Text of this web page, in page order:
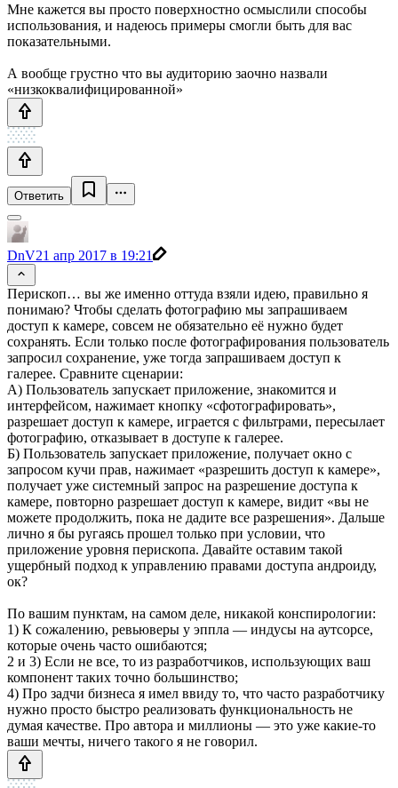
Мне кажется вы просто поверхностно осмыслили способы
использования, и надеюсь примеры смогли быть для вас
показательными.
А вообще грустно что вы аудиторию заочно назвали
«низкоквалифицированной»
Ответить
DnV21 апр 2017 в 19:21
Перископ… вы же именно оттуда взяли идею, правильно я
понимаю? Чтобы сделать фотографию мы запрашиваем
доступ к камере, совсем не обязательно её нужно будет
сохранять. Если только после фотографирования пользователь
запросил сохранение, уже тогда запрашиваем доступ к
галерее. Сравните сценарии:
А) Пользователь запускает приложение, знакомится и
интерфейсом, нажимает кнопку «сфотографировать»,
разрешает доступ к камере, играется с фильтрами, пересылает
фотографию, отказывает в доступе к галерее.
Б) Пользователь запускает приложение, получает окно с
запросом кучи прав, нажимает «разрешить доступ к камере»,
получает уже системный запрос на разрешение доступа к
камере, повторно разрешает доступ к камере, видит «вы не
можете продолжить, пока не дадите все разрешения». Дальше
лично я бы ругаясь прошел только при условии, что
приложение уровня перископа. Давайте оставим такой
ущербный подход к управлению правами доступа андроиду,
ок?
По вашим пунктам, на самом деле, никакой конспирологии:
1) К сожалению, ревьюверы у эппла — индусы на аутсорсе,
которые очень часто ошибаются;
2 и 3) Если не все, то из разработчиков, использующих ваш
компонент таких точно большинство;
4) Про задчи бизнеса я имел ввиду то, что часто разработчику
нужно просто быстро реализовать функциональность не
думая качестве. Про автора и миллионы — это уже какие-то
ваши мечты, ничего такого я не говорил.